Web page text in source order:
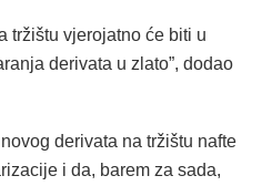
tržištu vjerojatno će biti u
derivata u zlato”, dodao
derivata na tržištu nafte
i da, barem za sada,